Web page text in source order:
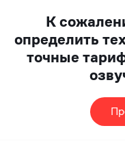
К
определить
точные